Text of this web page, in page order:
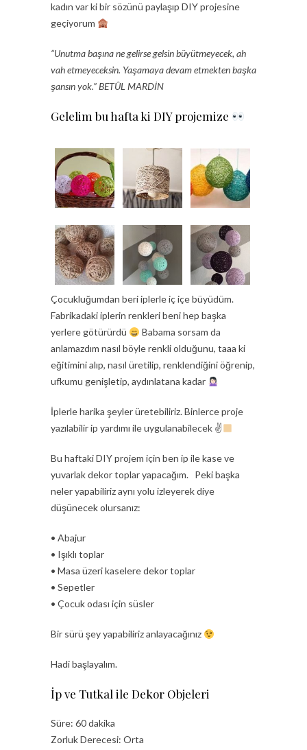
kadın var ki bir sözünü paylaşıp DIY projesine
geçiyorum
“Unutma başına ne gelirse gelsin büyütmeyecek, ah
vah etmeyeceksin. Yaşamaya devam etmekten başka
şansın yok.” BETÛL MARDİN
Gelelim bu hafta ki DIY projemize
Çocukluğumdan beri iplerle iç içe büyüdüm.
Fabrikadaki iplerin renkleri beni hep başka
yerlere götürürdü
Babama sorsam da
anlamazdım nasıl böyle renkli olduğunu, taaa ki
eğitimini alıp, nasıl üretilip, renklendiğini öğrenip,
ufkumu genişletip, aydınlatana kadar
İplerle harika şeyler üretebiliriz. Binlerce proje
yazılabilir ip yardımı ile uygulanabilecek ✌
Bu haftaki DIY projem için ben ip ile kase ve
yuvarlak dekor toplar yapacağım. Peki başka
neler yapabiliriz aynı yolu izleyerek diye
düşünecek olursanız:
• Abajur
• Işıklı toplar
• Masa üzeri kaselere dekor toplar
• Sepetler
• Çocuk odası için süsler
Bir sürü şey yapabiliriz anlayacağınız
Hadi başlayalım.
İp ve Tutkal ile Dekor Objeleri
Süre: 60 dakika
Zorluk Derecesi: Orta